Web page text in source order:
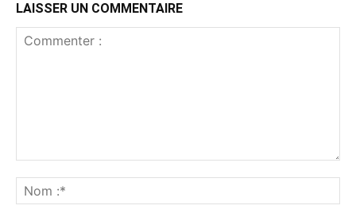
LAISSER UN COMMENTAIRE